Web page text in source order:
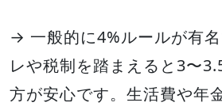
→ 一般的に4%ルールが有
レや税制を踏まえると3〜
方が安心です。生活費や年